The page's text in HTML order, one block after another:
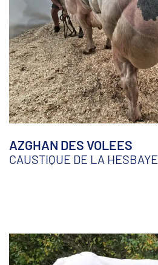
AZGHAN DES VOLEES
CAUSTIQUE DE LA HESBAYE